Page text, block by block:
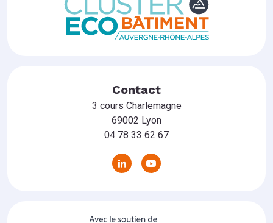
Contact
3 cours Charlemagne
69002 Lyon
04 78 33 62 67